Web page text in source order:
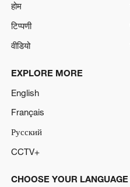
होम
टिप्पणी
वीडियो
EXPLORE MORE
English
Français
Русский
CCTV+
CHOOSE YOUR LANGUAGE